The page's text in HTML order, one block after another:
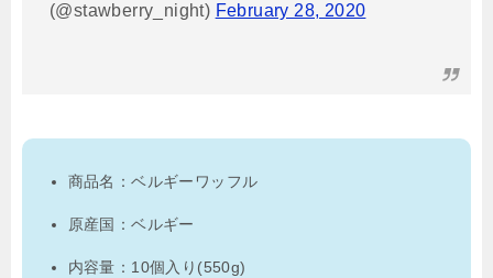
(@stawberry_night) February 28, 2020
商品名：ベルギーワッフル
原産国：ベルギー
内容量：10個入り(550g)